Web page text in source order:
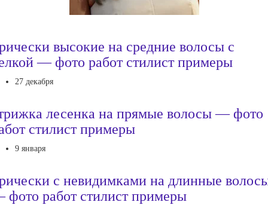
высокие на средние волосы с
— фото работ стилист примеры
27 декабря
лесенка на прямые волосы — фото
стилист примеры
9 января
с невидимками на длинные
работ стилист примеры